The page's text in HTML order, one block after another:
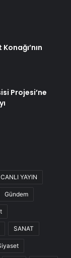
Projesi’ne
CANLI YAYIN
Gündem
SANAT